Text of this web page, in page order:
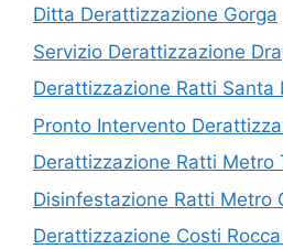
Ditta Derattizzazione Gorga
Servizio Derattizzazione
Derattizzazione Ratti Santa
Pronto Intervento
Derattizzazione Ratti Metro
Disinfestazione Ratti Metro
Derattizzazione Costi